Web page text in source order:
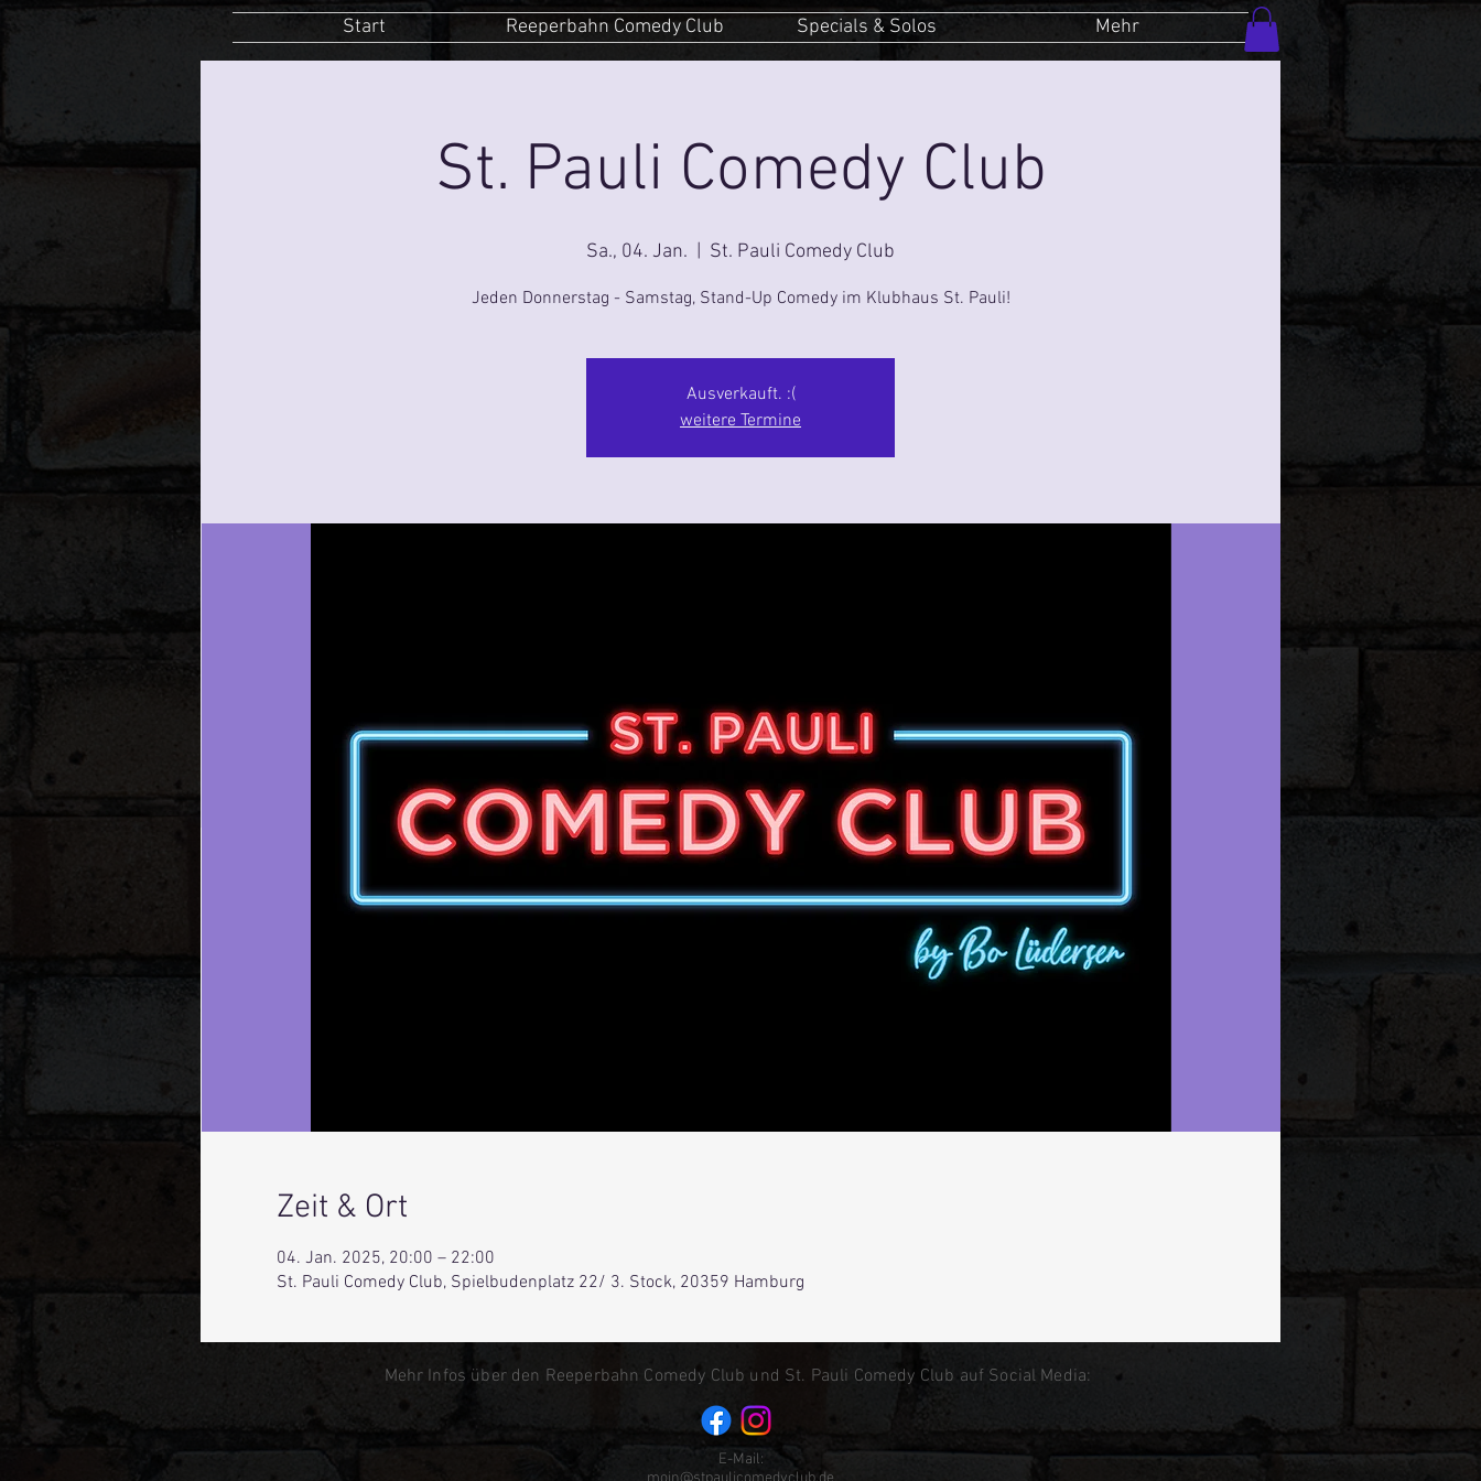
Start Reeperbahn Comedy Club Specials & Solos Mehr
St. Pauli Comedy Club
Sa., 04. Jan. St. Pauli Comedy Club
Jeden Donnerstag - Samstag, Stand-Up Comedy im Klubhaus St. Pauli!
Ausverkauft. :(
weitere Termine
Zeit & Ort
04. Jan. 2025, 20:00 – 22:00
St. Pauli Comedy Club, Spielbudenplatz 22/ 3. Stock, 20359 Hamburg
Mehr Infos über den Reeperbahn Comedy Club und St. Pauli Comedy Club auf Social Media:
E-Mail: